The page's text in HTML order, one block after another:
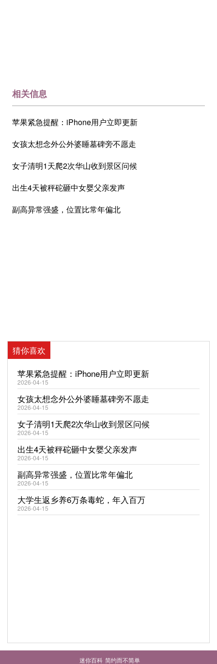
相关信息
苹果紧急提醒：iPhone用户立即更新
女孩太想念外公外婆睡墓碑旁不愿走
女子清明1天爬2次华山收到景区问候
出生4天被秤砣砸中女婴父亲发声
副高异常强盛，位置比常年偏北
猜你喜欢
苹果紧急提醒：iPhone用户立即更新
2026-04-15
女孩太想念外公外婆睡墓碑旁不愿走
2026-04-15
女子清明1天爬2次华山收到景区问候
2026-04-15
出生4天被秤砣砸中女婴父亲发声
2026-04-15
副高异常强盛，位置比常年偏北
2026-04-15
大学生返乡养6万条毒蛇，年入百万
2026-04-15
迷你百科 简约而不简单